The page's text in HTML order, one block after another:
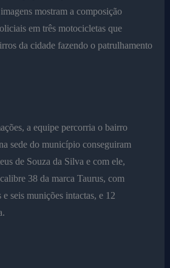
mostram a composição
em três motocicletas que
da cidade fazendo o patrulhamento
a equipe percorria o bairro
sede do município conseguiram
de Souza da Silva e com ele,
38 da marca Taurus, com
seis munições intactas, e 12